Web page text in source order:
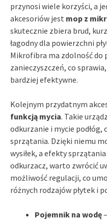
przynosi wiele korzyści, a
akcesoriów jest mop z
skutecznie zbiera brud,
łagodny dla powierzchni
Mikrofibra ma zdolność do
zanieczyszczeń, co
bardziej efektywne.
Kolejnym przydatnym
funkcją mycia. Takie
odkurzanie i mycie podłóg,
sprzątania. Dzięki niemu
wysiłek, a efekty
odkurzacz, warto zwrócić
możliwość regulacji, co
różnych rodzajów płytek i
Pojemnik na wodę